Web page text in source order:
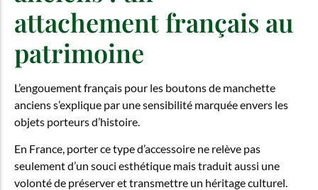
attachement français au
patrimoine
L’engouement français pour les boutons de manchette
anciens s’explique par une sensibilité marquée envers les
objets porteurs d’histoire.
En France, porter ce type d’accessoire ne relève pas
seulement d’un souci esthétique mais traduit aussi une
volonté de préserver et transmettre un héritage culturel.